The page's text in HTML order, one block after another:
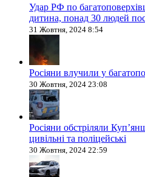
Удар РФ по
дитина, понад 30 людей
31 Жовтня, 2024 8:54
Росіяни влучили у
30 Жовтня, 2024 23:08
Росіяни обстріляли
цивільні та поліцейські
30 Жовтня, 2024 22:59